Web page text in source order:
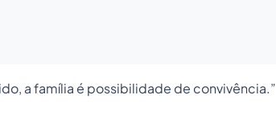
a família é possibilidade de convivência.”